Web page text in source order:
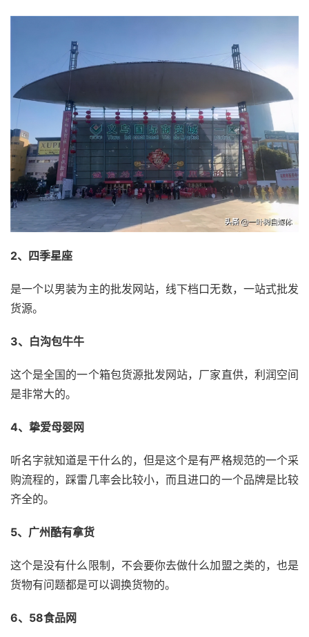
2、四季星座
是一个以男装为主的批发网站，线下档口无数，一站式批发
货源。
3、白沟包牛牛
这个是全国的一个箱包货源批发网站，厂家直供，利润空间
是非常大的。
4、挚爱母婴网
听名字就知道是干什么的，但是这个是有严格规范的一个采
购流程的，踩雷几率会比较小，而且进口的一个品牌是比较
齐全的。
5、广州酷有拿货
这个是没有什么限制，不会要你去做什么加盟之类的，也是
货物有问题都是可以调换货物的。
6、58食品网